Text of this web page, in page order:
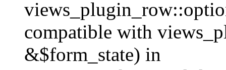
compatible with
&$form_state) in